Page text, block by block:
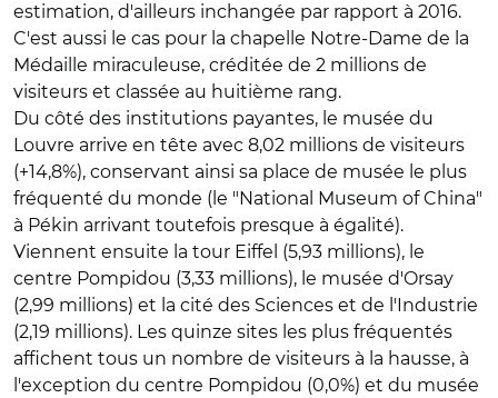
estimation, d'ailleurs inchangée par rapport à 2016.
C'est aussi le cas pour la chapelle Notre-Dame de la
Médaille miraculeuse, créditée de 2 millions de
visiteurs et classée au huitième rang.
Du côté des institutions payantes, le musée du
Louvre arrive en tête avec 8,02 millions de visiteurs
(+14,8%), conservant ainsi sa place de musée le plus
fréquenté du monde (le "National Museum of China"
à Pékin arrivant toutefois presque à égalité).
Viennent ensuite la tour Eiffel (5,93 millions), le
centre Pompidou (3,33 millions), le musée d'Orsay
(2,99 millions) et la cité des Sciences et de l'Industrie
(2,19 millions). Les quinze sites les plus fréquentés
affichent tous un nombre de visiteurs à la hausse, à
l'exception du centre Pompidou (0,0%) et du musée